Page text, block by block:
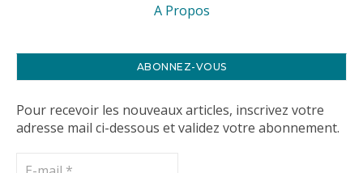
A Propos
ABONNEZ-VOUS
Pour recevoir les nouveaux articles, inscrivez votre
adresse mail ci-dessous et validez votre abonnement.